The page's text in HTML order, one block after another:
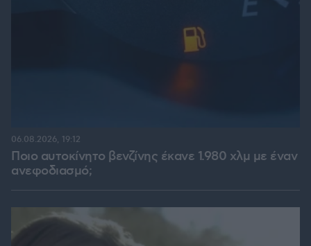
Ποιο αυτοκίνητο βενζίνης έκανε 1.980 χλμ με έναν
ανεφοδιασμό;
06.08.2026, 19:12